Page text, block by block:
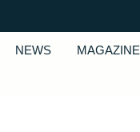
NEWS MAGAZINE